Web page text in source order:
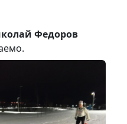
Федоров